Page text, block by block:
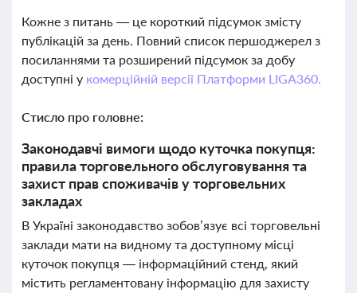
Кожне з питань — це короткий підсумок змісту
публікацій за день. Повний список першоджерел з
посиланнями та розширений підсумок за добу
доступні у комерційній версії Платформи LIGA360.
Стисло про головне:
Законодавчі вимоги щодо куточка покупця:
правила торговельного обслуговування та
захист прав споживачів у торговельних
закладах
В Україні законодавство зобов’язує всі торговельні
заклади мати на видному та доступному місці
куточок покупця — інформаційний стенд, який
містить регламентовану інформацію для захисту